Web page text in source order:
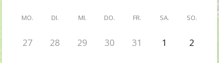
interessanten Inputs, das „Reinfühlen“ in seinen
Antwort vom Gastgeber
MO. DI. MI. DO. FR. SA. SO.
27 28 29 30 31 1 2